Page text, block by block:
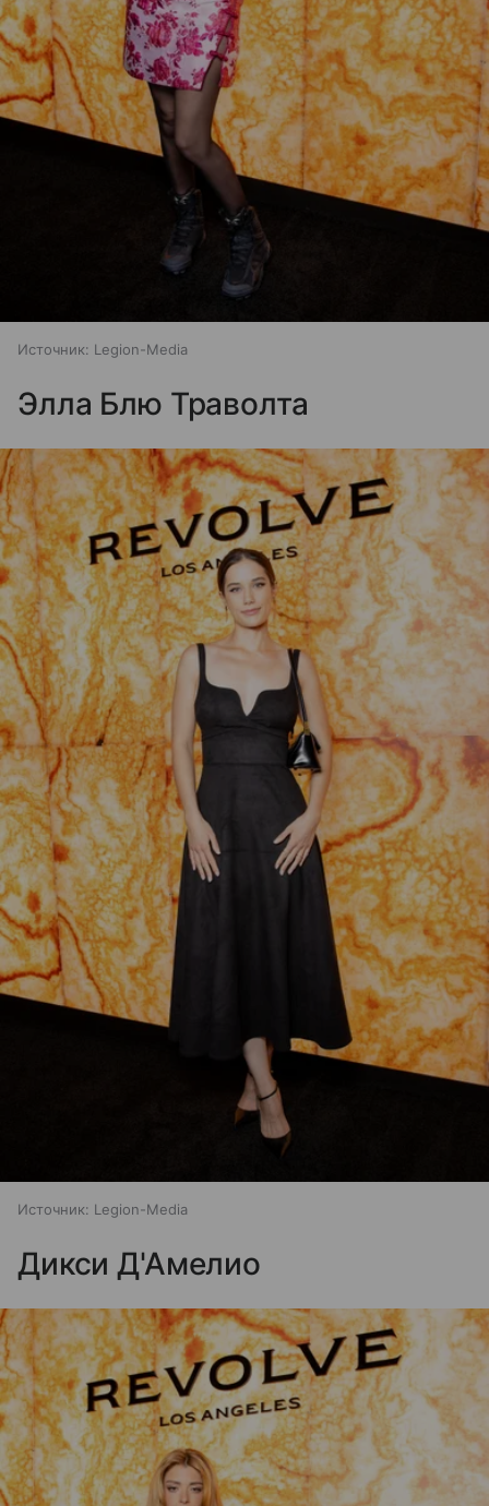
Источник: Legion-Media
Элла Блю Траволта
Источник: Legion-Media
Дикси Д'Амелио